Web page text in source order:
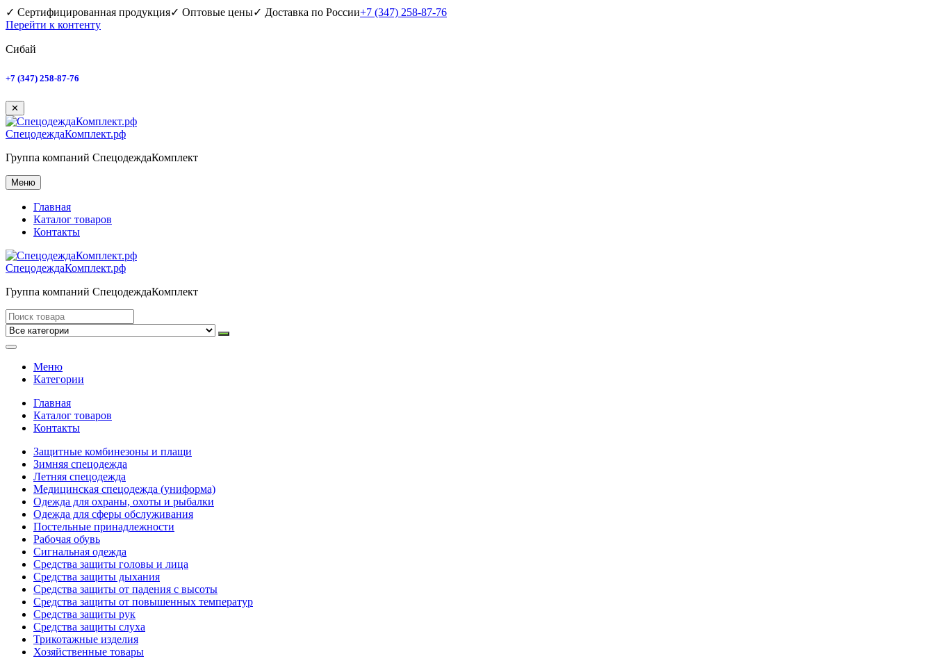
✓ Сертифицированная продукция✓ Оптовые цены✓ Доставка по России+7 (347) 258-87-76
Перейти к контенту
Сибай
+7 (347) 258-87-76
✕
СпецодеждаКомплект.рф
Группа компаний СпецодеждаКомплект
Меню
Главная
Каталог товаров
Контакты
СпецодеждаКомплект.рф
Группа компаний СпецодеждаКомплект
Меню
Категории
Главная
Каталог товаров
Контакты
Защитные комбинезоны и плащи
Зимняя спецодежда
Летняя спецодежда
Медицинская спецодежда (униформа)
Одежда для охраны, охоты и рыбалки
Одежда для сферы обслуживания
Постельные принадлежности
Рабочая обувь
Сигнальная одежда
Средства защиты головы и лица
Средства защиты дыхания
Средства защиты от падения с высоты
Средства защиты от повышенных температур
Средства защиты рук
Средства защиты слуха
Трикотажные изделия
Хозяйственные товары